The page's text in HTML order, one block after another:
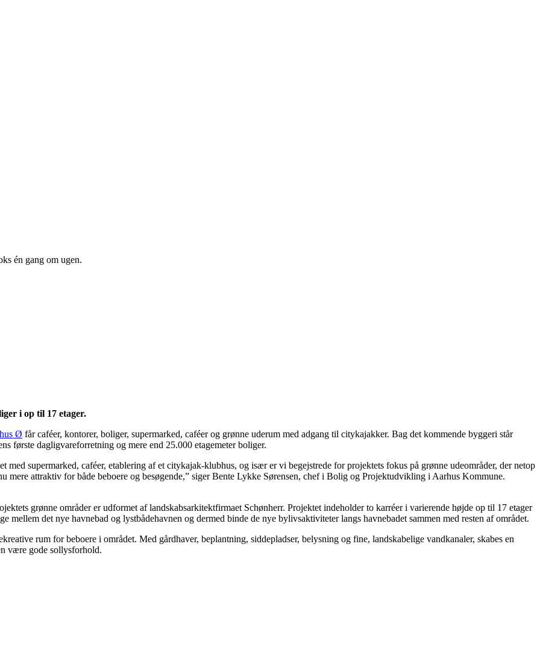
én gang om ugen.
i op til 17 etager.
Ø får caféer, kontorer, boliger, supermarked, caféer og grønne uderum med adgang til citykajakker. Bag det kommende byggeri står
første dagligvareforretning og mere end 25.000 etagemeter boliger.
supermarked, caféer, etablering af et citykajak-klubhus, og især er vi begejstrede for projektets fokus på grønne udeområder, der netop
mere attraktiv for både beboere og besøgende,” siger Bente Lykke Sørensen, chef i Bolig og Projektudvikling i Aarhus Kommune.
grønne områder er udformet af landskabsarkitektfirmaet Schønherr. Projektet indeholder to karréer i varierende højde op til 17 etager
mellem det nye havnebad og lystbådehavnen og dermed binde de nye bylivsaktiviteter langs havnebadet sammen med resten af området.
rum for beboere i området. Med gårdhaver, beplantning, siddepladser, belysning og fine, landskabelige vandkanaler, skabes en
være gode sollysforhold.